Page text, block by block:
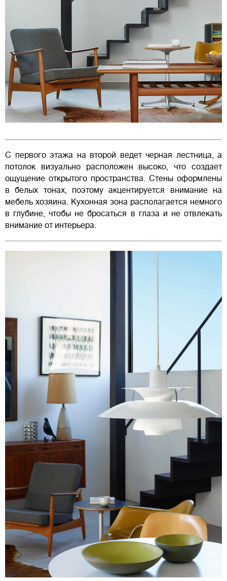
С первого этажа на второй ведет черная лестница, а
потолок визуально расположен высоко, что создает
ощущение открытого пространства. Стены оформлены
в белых тонах, поэтому акцентируется внимание на
мебель хозяина. Кухонная зона располагается немного
в глубине, чтобы не бросаться в глаза и не отвлекать
внимание от интерьера.